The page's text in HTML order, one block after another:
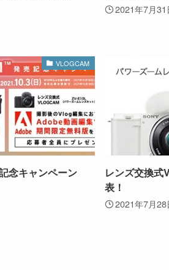
2021年7月31
VLOGCAM
念キャンペーン
レンズ交換式
表！
2021年7月28